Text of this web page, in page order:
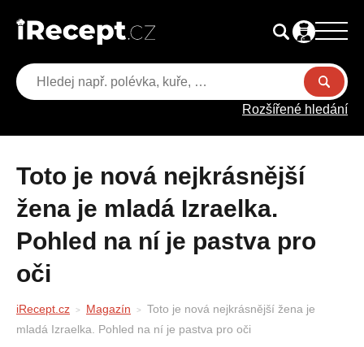
Rozšířené hledání
Toto je nová nejkrásnější
žena je mladá Izraelka.
Pohled na ní je pastva pro
oči
iRecept.cz Magazín
Toto je nová nejkrásnější žena je
mladá Izraelka. Pohled na ní je pastva pro oči